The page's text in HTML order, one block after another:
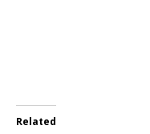
Related